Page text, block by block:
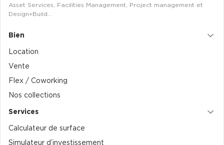
Asset Services, Facilities Management, Project management et
Design+Build…
Bien
Location
Vente
Flex / Coworking
Nos collections
Services
Calculateur de surface
Simulateur d’investissement